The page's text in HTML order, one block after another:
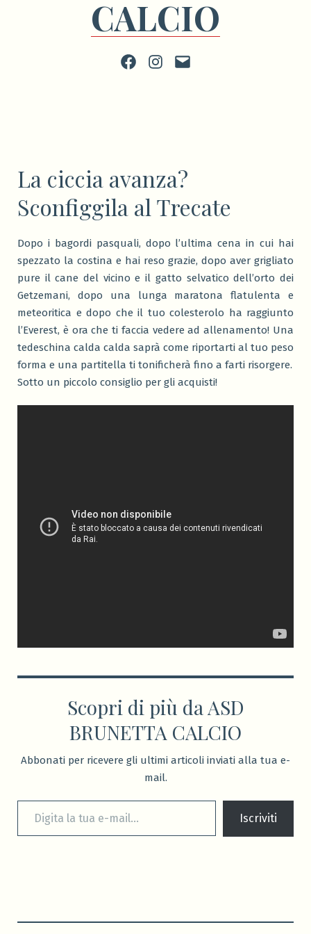
CALCIO
FacebookInstagram
scrivi
La ciccia avanza?
Sconfiggila al Trecate
Dopo i bagordi pasquali, dopo l’ultima cena in cui hai
spezzato la costina e hai reso grazie, dopo aver grigliato
pure il cane del vicino e il gatto selvatico dell’orto dei
Getzemani, dopo una lunga maratona flatulenta e
meteoritica e dopo che il tuo colesterolo ha raggiunto
l’Everest, è ora che ti faccia vedere ad allenamento! Una
tedeschina calda calda saprà come riportarti al tuo peso
forma e una partitella ti tonificherà fino a farti risorgere.
Sotto un piccolo consiglio per gli acquisti!
Scopri di più da ASD
BRUNETTA CALCIO
Abbonati per ricevere gli ultimi articoli inviati alla tua e-
mail.
Digita la tua e-mail...
Iscriviti